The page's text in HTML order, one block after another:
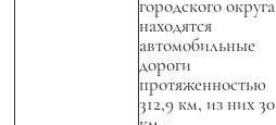
городского округа
находятся
автомобильные
дороги
протяженностью
312,9 км, из них 30